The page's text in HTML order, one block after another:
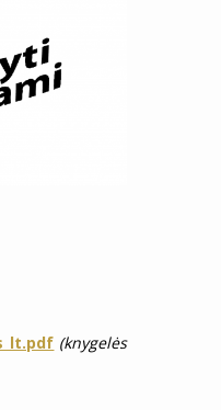
(knygelės